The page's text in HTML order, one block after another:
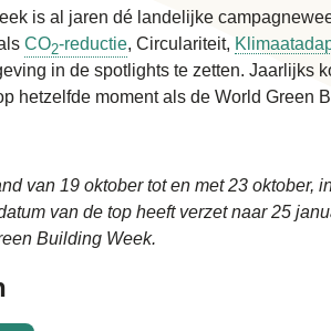
is al jaren dé landelijke
CO2-reductie, Circulariteit,
in de spotlights te zetten. Jaarlijks
hetzelfde moment als de World Green
van 19 oktober tot en met 23
van de top heeft verzet naar 25
Building Week.